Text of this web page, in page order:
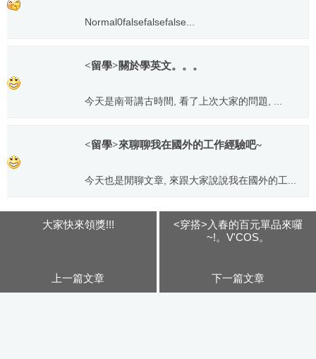
Normal0falsefalsefalse...
<留學>關於學英文。。。
今天是南哥講古時間, 看了上次大家的問題, ...
<留學>來聊聊我在國外的工作經驗吧~
今天也是閒聊文章, 來跟大家說說我在國外的工...
大家快來領獎!!!
上一篇文章
<穿搭>入春的百元單品來囉
~!。V'COS。
下一篇文章